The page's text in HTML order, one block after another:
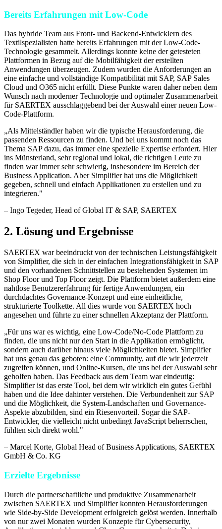
Bereits Erfahrungen mit Low-Code
Das hybride Team aus Front- und Backend-Entwicklern des
Textilspezialisten hatte bereits Erfahrungen mit der Low-Code-
Technologie gesammelt. Allerdings konnte keine der getesteten
Plattformen in Bezug auf die Mobilfähigkeit der erstellten
Anwendungen überzeugen. Zudem wurden die Anforderungen an
eine einfache und vollständige Kompatibilität mit SAP, SAP Sales
Cloud und O365 nicht erfüllt. Diese Punkte waren daher neben dem
Wunsch nach moderner Technologie und optimaler Zusammenarbeit
für SAERTEX ausschlaggebend bei der Auswahl einer neuen Low-
Code-Plattform.
„Als Mittelständler haben wir die typische Herausforderung, die
passenden Ressourcen zu finden. Und bei uns kommt noch das
Thema SAP dazu, das immer eine spezielle Expertise erfordert. Hier
ins Münsterland, sehr regional und lokal, die richtigen Leute zu
finden war immer sehr schwierig, insbesondere im Bereich der
Business Application. Aber Simplifier hat uns die Möglichkeit
gegeben, schnell und einfach Applikationen zu erstellen und zu
integrieren."
– Ingo Tegeder, Head of Global IT & SAP, SAERTEX
2. Lösung und Ergebnisse
SAERTEX war beeindruckt von der technischen Leistungsfähigkeit
von Simplifier, die sich in der einfachen Integrationsfähigkeit in SAP
und den vorhandenen Schnittstellen zu bestehenden Systemen im
Shop Floor und Top Floor zeigt. Die Plattform bietet außerdem eine
nahtlose Benutzererfahrung für fertige Anwendungen, ein
durchdachtes Governance-Konzept und eine einheitliche,
strukturierte Toolkette. All dies wurde von SAERTEX hoch
angesehen und führte zu einer schnellen Akzeptanz der Plattform.
„Für uns war es wichtig, eine Low-Code/No-Code Plattform zu
finden, die uns nicht nur den Start in die Applikation ermöglicht,
sondern auch darüber hinaus viele Möglichkeiten bietet. Simplifier
hat uns genau das geboten: eine Community, auf die wir jederzeit
zugreifen können, und Online-Kursen, die uns bei der Auswahl sehr
geholfen haben. Das Feedback aus dem Team war eindeutig:
Simplifier ist das erste Tool, bei dem wir wirklich ein gutes Gefühl
haben und die Idee dahinter verstehen. Die Verbundenheit zur SAP
und die Möglichkeit, die System-Landschaften und Governance-
Aspekte abzubilden, sind ein Riesenvorteil. Sogar die SAP-
Entwickler, die vielleicht nicht unbedingt JavaScript beherrschen,
fühlten sich direkt wohl."
– Marcel Korte, Global Head of Business Applications, SAERTEX
GmbH & Co. KG
Erzielte Ergebnisse
Durch die partnerschaftliche und produktive Zusammenarbeit
zwischen SAERTEX und Simplifier konnten Herausforderungen
wie Side-by-Side Development erfolgreich gelöst werden. Innerhalb
von nur zwei Monaten wurden Konzepte für Cybersecurity,